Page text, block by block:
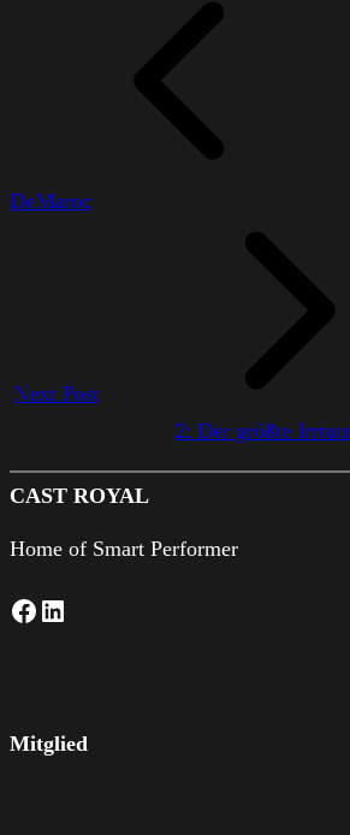
DeMaroc
Next Post
2: Der größte
CAST ROYAL
Home of Smart Performer
Facebook LinkedIn
Mitglied